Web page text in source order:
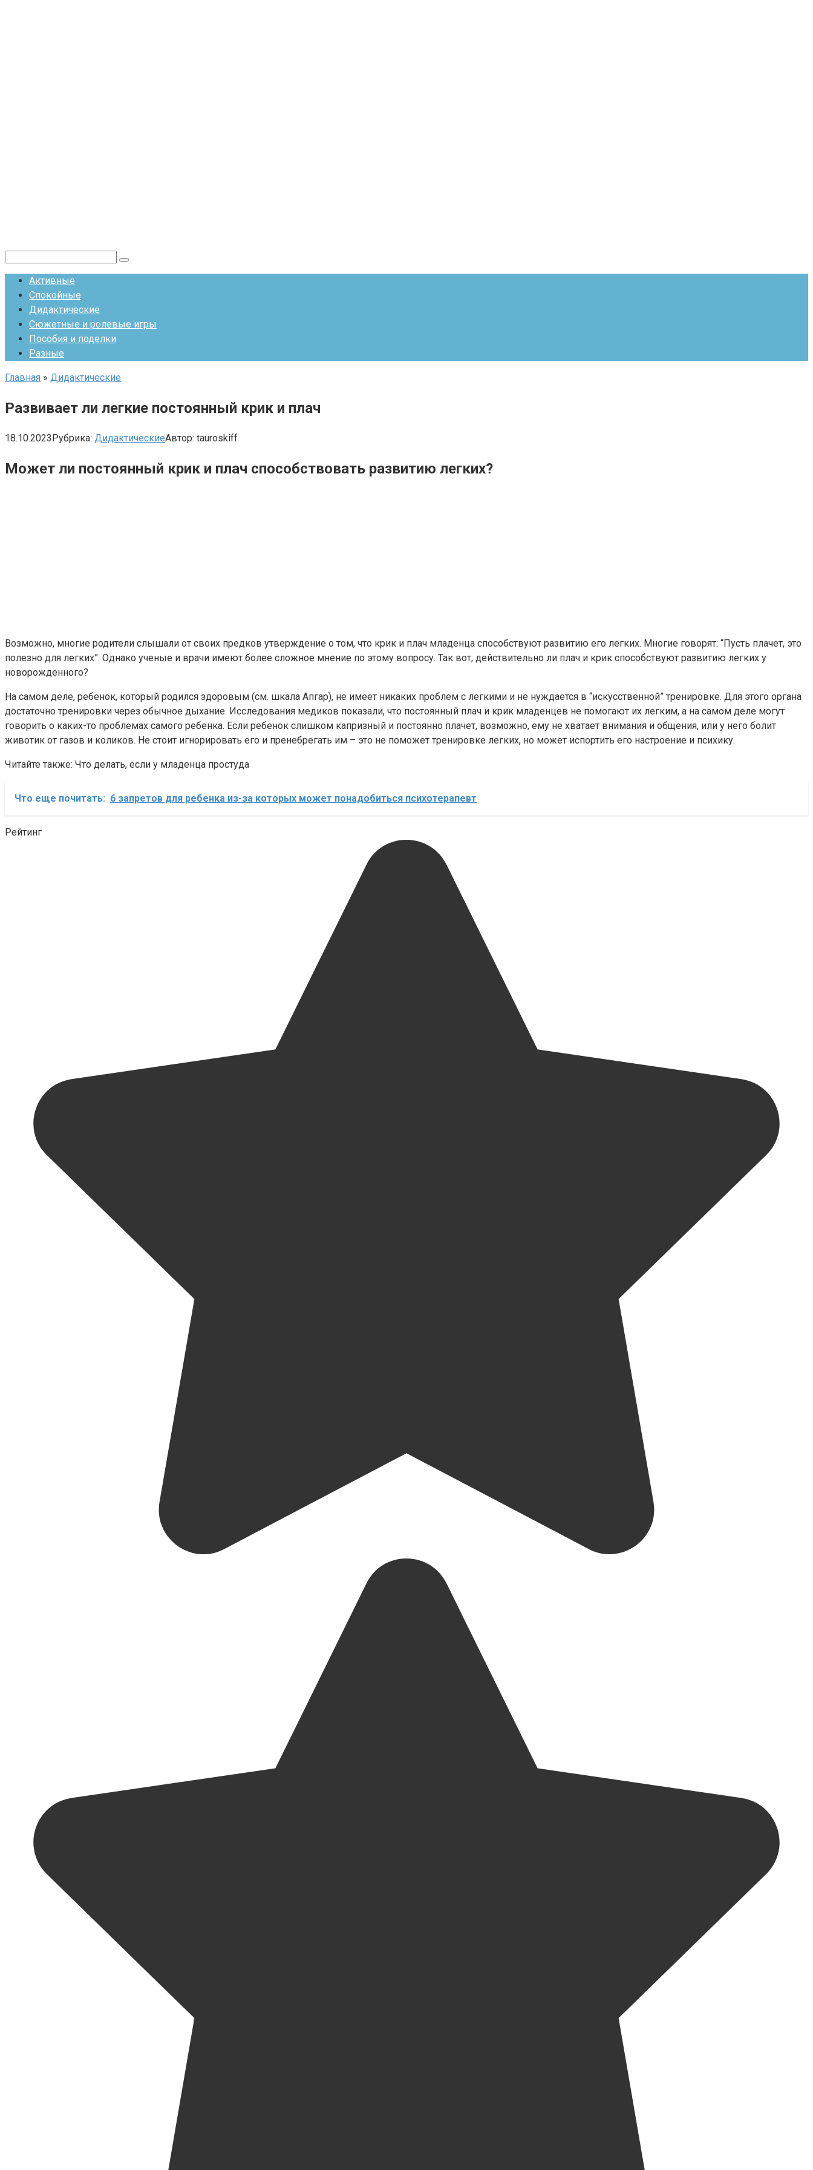
Активные
Спокойные
Дидактические
Сюжетные и ролевые игры
Пособия и поделки
Разные
Главная » Дидактические
Развивает ли легкие постоянный крик и плач
18.10.2023Рубрика: ДидактическиеАвтор: tauroskiff
Может ли постоянный крик и плач способствовать развитию легких?
Возможно, многие родители слышали от своих предков утверждение о том, что крик и плач младенца способствуют развитию его легких. Многие говорят: “Пусть плачет, это
полезно для легких”. Однако ученые и врачи имеют более сложное мнение по этому вопросу. Так вот, действительно ли плач и крик способствуют развитию легких у
новорожденного?
На самом деле, ребенок, который родился здоровым (см. шкала Апгар), не имеет никаких проблем с легкими и не нуждается в “искусственной” тренировке. Для этого органа
достаточно тренировки через обычное дыхание. Исследования медиков показали, что постоянный плач и крик младенцев не помогают их легким, а на самом деле могут
говорить о каких-то проблемах самого ребенка. Если ребенок слишком капризный и постоянно плачет, возможно, ему не хватает внимания и общения, или у него болит
животик от газов и коликов. Не стоит игнорировать его и пренебрегать им – это не поможет тренировке легких, но может испортить его настроение и психику.
Читайте также: Что делать, если у младенца простуда
Что еще почитать: 6 запретов для ребенка из-за которых может понадобиться психотерапевт
Рейтинг